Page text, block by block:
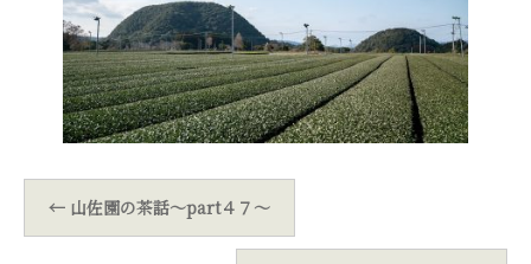
← 山佐園の茶話～part４７～